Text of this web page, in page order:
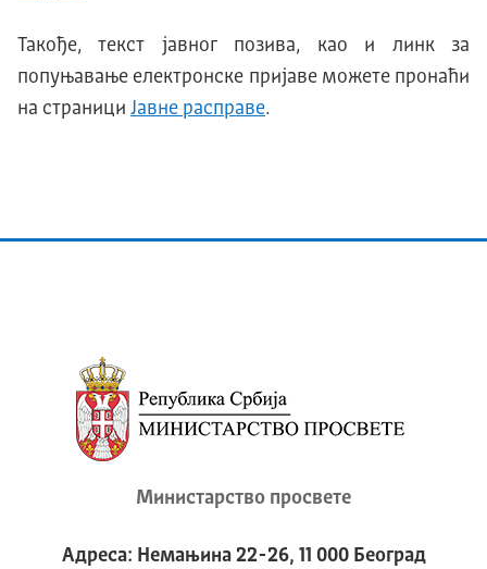
Такође, текст јавног позива, као и линк за
попуњавање електронске пријаве можете пронаћи
на страници Јавне расправе.
Министарство просвете
Адреса: Немањина 22-26, 11 000 Београд